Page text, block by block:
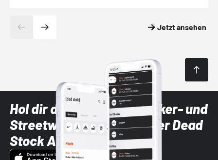
Jetzt ansehen
Hol dir die neuesten Sneaker- und
Streetwear-Brands mit der Dead
Stock App